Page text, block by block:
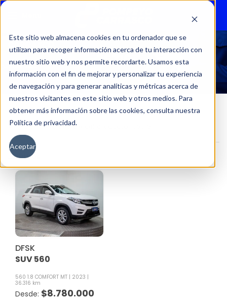
Este sitio web almacena cookies en tu ordenador que se
utilizan para recoger información acerca de tu interacción con
nuestro sitio web y nos permite recordarte. Usamos esta
información con el fin de mejorar y personalizar tu experiencia
de navegación y para generar analíticas y métricas acerca de
nuestros visitantes en este sitio web y otros medios. Para
obtener más información sobre las cookies, consulta nuestra
Política de privacidad.
Aceptar
36316
Inicio Kilometraje del producto
Filtros
DFSK
SUV 560
560 1.8 COMFORT MT
2023
36.316 km
$8.780.000